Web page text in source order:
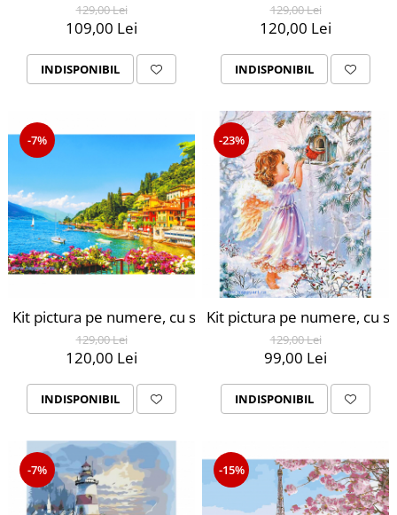
129,00 Lei
109,00 Lei
INDISPONIBIL
129,00 Lei
120,00 Lei
INDISPONIBIL
-7%
Kit pictura pe numere, cu sasiu, Laguna romantica,
129,00 Lei
120,00 Lei
INDISPONIBIL
-23%
Kit pictura pe numere, cu
129,00 Lei
99,00 Lei
INDISPONIBIL
-7% -15%